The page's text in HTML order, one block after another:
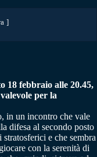
18 febbraio alle 20.45,
per la
in un incontro che vale
difesa al secondo posto
e che sembra
con la serenità di